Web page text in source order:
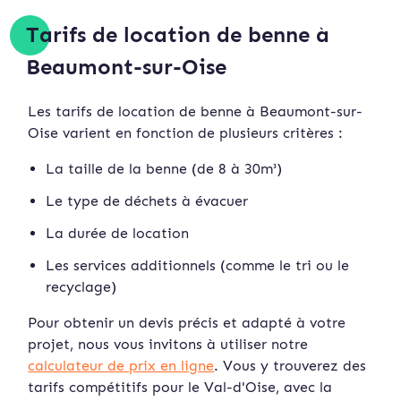
Tarifs de location de benne à
Beaumont-sur-Oise
Les tarifs de location de benne à Beaumont-sur-
Oise varient en fonction de plusieurs critères :
La taille de la benne (de 8 à 30m³)
Le type de déchets à évacuer
La durée de location
Les services additionnels (comme le tri ou le
recyclage)
Pour obtenir un devis précis et adapté à votre
projet, nous vous invitons à utiliser notre
calculateur de prix en ligne. Vous y trouverez des
tarifs compétitifs pour le Val-d'Oise, avec la